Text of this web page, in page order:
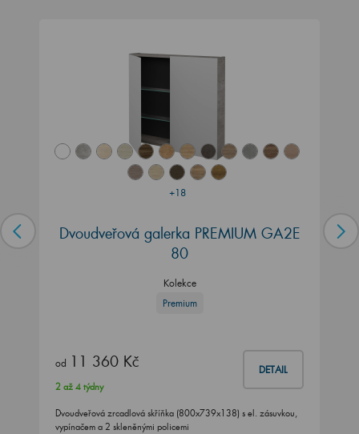
+18
Dvoudveřová galerka PREMIUM GA2E
80
Kolekce
Premium
od 11 360 Kč DETAIL
2 až 4 týdny
Dvoudveřová zrcadlová skříňka (800x739x138) s el. zásuvkou,
vypínačem a 2 skleněnými policemi